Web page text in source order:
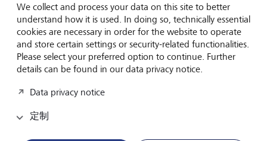
Forward-looking
for generations
关于 LGT
We collect and process your data on this site to better
understand how it is used. In doing so, technically essential
cookies are necessary in order for the website to operate
and store certain settings or security-related functionalities.
Please select your preferred option to continue. Further
details can be found in our data privacy notice.
Data privacy notice
定制